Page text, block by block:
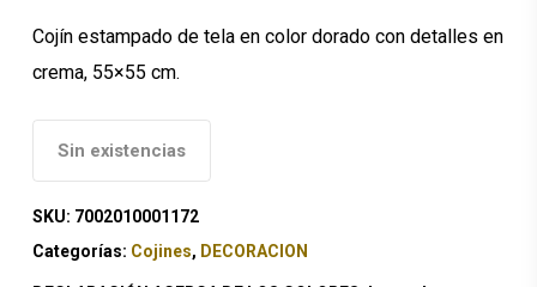
Cojín estampado de tela en color dorado con detalles en
crema, 55×55 cm.
Sin existencias
SKU: 7002010001172
Categorías: Cojines, DECORACION